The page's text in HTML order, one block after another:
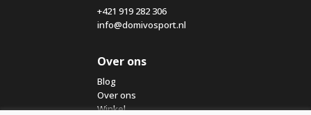
+421 919 282 306
info@domivosport.nl
Over ons
Blog
Over ons
Winkel